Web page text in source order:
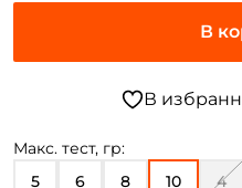
Макс. тест, гр:
5
6 8 10 4